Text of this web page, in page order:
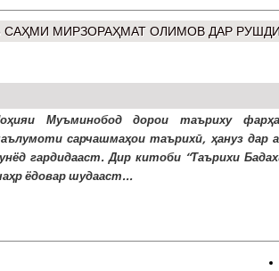
САҲМИ МИРЗОРАҲМАТ ОЛИМОВ ДАР
Муъминобод дорои таъриху
сарчашмаҳои таърихӣ, ҳануз дар
гардидааст. Дир китоби “Таърихи
ёдовар шудааст...